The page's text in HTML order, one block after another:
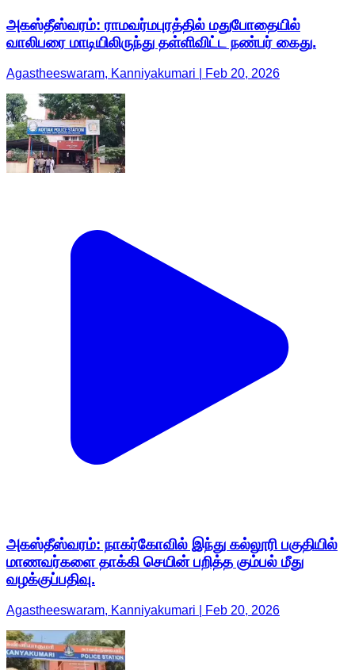
அகஸ்தீஸ்வரம்: ராமவர்மபுரத்தில் மதுபோதையில்
வாலிபரை மாடியிலிருந்து தள்ளிவிட்ட நண்பர் கைது.
Agastheeswaram, Kanniyakumari | Feb 20, 2026
அகஸ்தீஸ்வரம்: நாகர்கோவில் இந்து கல்லூரி பகுதியில்
மாணவர்களை தாக்கி செயின் பறித்த கும்பல் மீது
வழக்குப்பதிவு.
Agastheeswaram, Kanniyakumari | Feb 20, 2026